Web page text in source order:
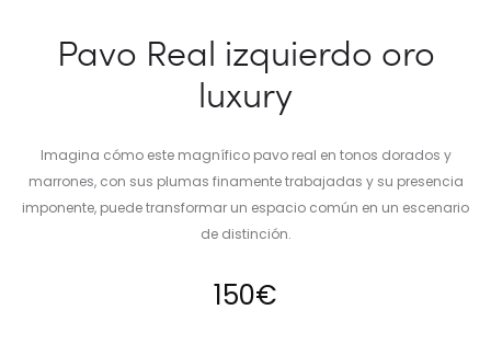
Pavo Real izquierdo oro
luxury
Imagina cómo este magnífico pavo real en tonos dorados y
marrones, con sus plumas finamente trabajadas y su presencia
imponente, puede transformar un espacio común en un escenario
de distinción.
150€